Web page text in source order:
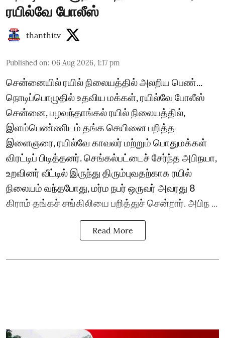
ரயில்வே போலீஸ்
thanthitv
Published on: 06 Aug 2026, 1:17 pm
சென்னையில் ரயில் நிலையத்தில் அலறிய பெண்...
நொடிப்பொழுதில் உதவிய மக்கள், ரயில்வே போலீஸ்
சென்னை, பழவந்தாங்கல் ரயில் நிலையத்தில்,
இளம்பெண்ணிடம் தங்க செயினை பறித்த
இளைஞரை, ரயில்வே காவலர் மற்றும் பொதுமக்கள்
விரட்டிப் பிடித்தனர். செங்கல்பட்டைச் சேர்ந்த அபிநயா,
உறவினர் வீட்டில் இருந்து திரும்புவதற்காக ரயில்
நிலையம் வந்தபோது, மர்ம நபர் ஒருவர் அவரது 8
கிராம் தங்கச் சங்கிலியை பறித்துச் சென்றார். அபிந ...
Read More